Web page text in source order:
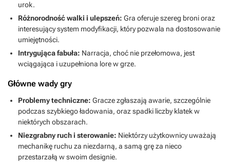
urok.
Różnorodność walki i ulepszeń: Gra oferuje szereg broni oraz
interesujący system modyfikacji, który pozwala na dostosowanie
umiejętności.
Intrygująca fabuła: Narracja, choć nie przełomowa, jest
wciągająca i uzupełniona lore w grze.
Główne wady gry
Problemy techniczne: Gracze zgłaszają awarie, szczególnie
podczas szybkiego ładowania, oraz spadki liczby klatek w
niektórych obszarach.
Niezgrabny ruch i sterowanie: Niektórzy użytkownicy uważają
mechanikę ruchu za niezdarną, a samą grę za nieco
przestarzałą w swoim designie.